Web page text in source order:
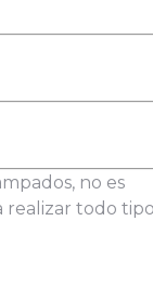
no es
realizar todo